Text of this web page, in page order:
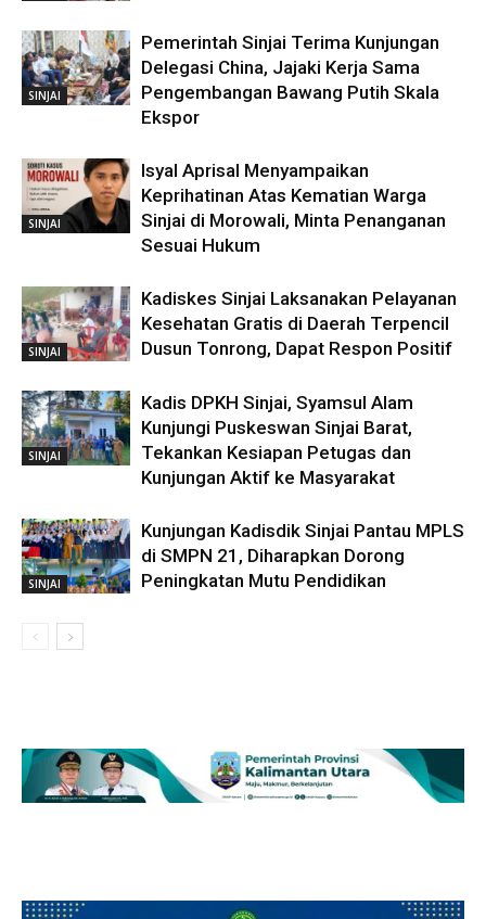
SINJAI
Pemerintah Sinjai Terima Kunjungan
Delegasi China, Jajaki Kerja Sama
Pengembangan Bawang Putih Skala
Ekspor
SINJAI
Isyal Aprisal Menyampaikan
Keprihatinan Atas Kematian Warga
Sinjai di Morowali, Minta Penanganan
Sesuai Hukum
SINJAI
Kadiskes Sinjai Laksanakan Pelayanan
Kesehatan Gratis di Daerah Terpencil
Dusun Tonrong, Dapat Respon Positif
SINJAI
Kadis DPKH Sinjai, Syamsul Alam
Kunjungi Puskeswan Sinjai Barat,
Tekankan Kesiapan Petugas dan
Kunjungan Aktif ke Masyarakat
SINJAI
Kunjungan Kadisdik Sinjai Pantau MPLS
di SMPN 21, Diharapkan Dorong
Peningkatan Mutu Pendidikan